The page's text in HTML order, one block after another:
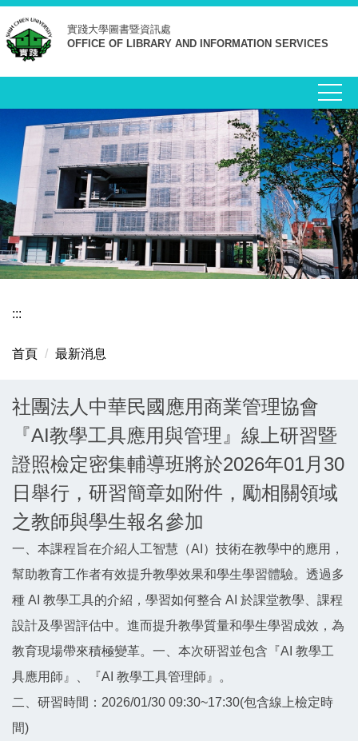
跳
到
主
要
實踐大學圖書暨資訊處
OFFICE OF LIBRARY AND INFORMATION SERVICES
:::
首頁 最新消息
社團法人中華民國應用商業管理協會
『AI教學工具應用與管理』線上研習暨
證照檢定密集輔導班將於2026年01月30
日舉行，研習簡章如附件，勵相關領域
之教師與學生報名參加
一、本課程旨在介紹人工智慧（AI）技術在教學中的應用，
幫助教育工作者有效提升教學效果和學生學習體驗。透過多
種 AI 教學工具的介紹，學習如何整合 AI 於課堂教學、課程
設計及學習評估中。進而提升教學質量和學生學習成效，為
教育現場帶來積極變革。一、本次研習並包含『AI 教學工
具應用師』、『AI 教學工具管理師』。
二、研習時間：2026/01/30 09:30~17:30(包含線上檢定時
間)